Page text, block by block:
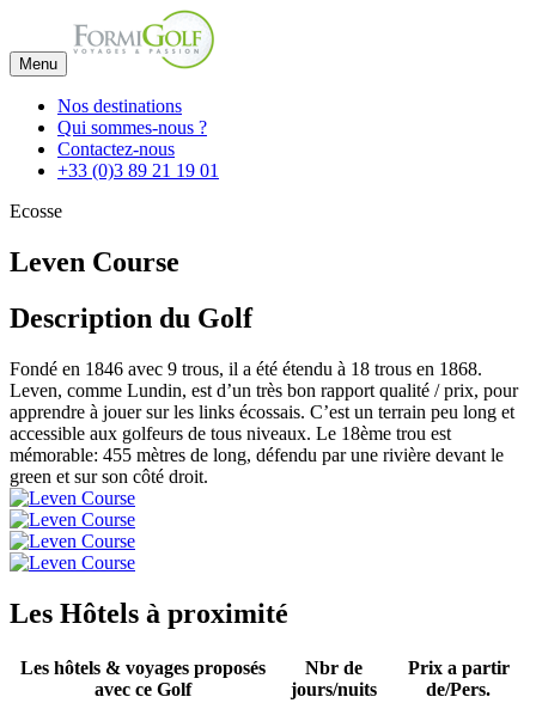
Menu
Nos destinations
Qui sommes-nous ?
Contactez-nous
+33 (0)3 89 21 19 01
Ecosse
Leven Course
Description du Golf
Fondé en 1846 avec 9 trous, il a été étendu à 18 trous en 1868.
Leven, comme Lundin, est d’un très bon rapport qualité / prix, pour
apprendre à jouer sur les links écossais. C’est un terrain peu long et
accessible aux golfeurs de tous niveaux. Le 18ème trou est
mémorable: 455 mètres de long, défendu par une rivière devant le
green et sur son côté droit.
Les Hôtels à proximité
Les hôtels & voyages proposés
avec ce Golf
Nbr de
jours/nuits
Prix a partir
de/Pers.